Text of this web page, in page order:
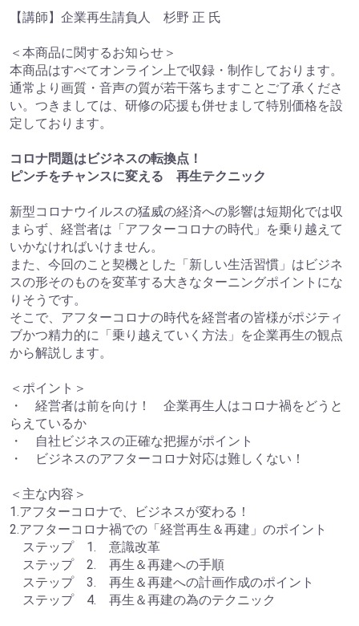
【講師】企業再生請負人 杉野 正 氏
＜本商品に関するお知らせ＞
本商品はすべてオンライン上で収録・制作しております。
通常より画質・音声の質が若干落ちますことご了承くださ
い。つきましては、研修の応援も併せまして特別価格を設
定しております。
コロナ問題はビジネスの転換点！
ピンチをチャンスに変える 再生テクニック
新型コロナウイルスの猛威の経済への影響は短期化では収
まらず、経営者は「アフターコロナの時代」を乗り越えて
いかなければいけません。
また、今回のこと契機とした「新しい生活習慣」はビジネ
スの形そのものを変革する大きなターニングポイントにな
りそうです。
そこで、アフターコロナの時代を経営者の皆様がポジティ
ブかつ精力的に「乗り越えていく方法」を企業再生の観点
から解説します。
＜ポイント＞
・ 経営者は前を向け！ 企業再生人はコロナ禍をどうと
らえているか
・ 自社ビジネスの正確な把握がポイント
・ ビジネスのアフターコロナ対応は難しくない！
＜主な内容＞
1.アフターコロナで、ビジネスが変わる！
2.アフターコロナ禍での「経営再生＆再建」のポイント
ステップ 1. 意識改革
ステップ 2. 再生＆再建への手順
ステップ 3. 再生＆再建への計画作成のポイント
ステップ 4. 再生＆再建の為のテクニック